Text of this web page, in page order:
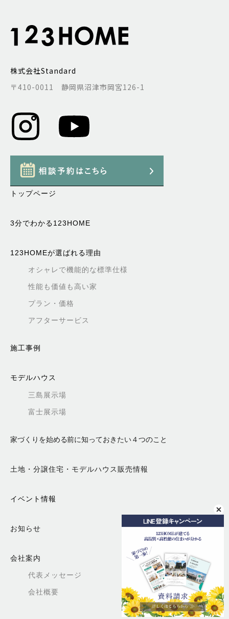
株式会社Standard
〒410-0011 静岡県沼津市岡宮126-1
トップページ
3分でわかる123HOME
123HOMEが選ばれる理由
オシャレで機能的な標準仕様
性能も価値も高い家
プラン・価格
アフターサービス
施工事例
モデルハウス
三島展示場
富士展示場
家づくりを始める前に知っておきたい４つのこと
土地・分譲住宅・モデルハウス販売情報
イベント情報
お知らせ
会社案内
代表メッセージ
会社概要